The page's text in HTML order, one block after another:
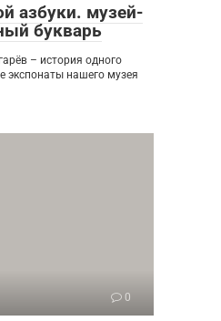
азбуки. музей-
букварь
– история одного
экспонаты нашего музея
0